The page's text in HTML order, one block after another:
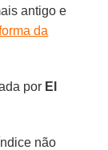
antigo e
da
por El
não